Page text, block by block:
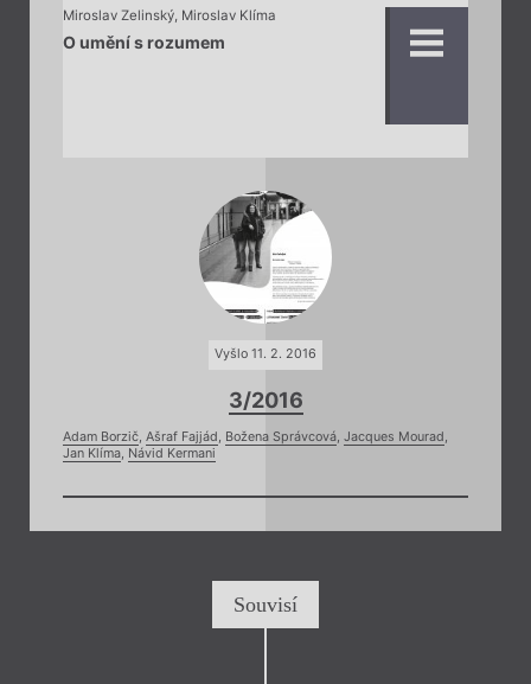
Miroslav Zelinský, Miroslav Klíma
O umění s rozumem
Vyšlo 11. 2. 2016
3/2016
Adam Borzič, Ašraf Fajjád, Božena Správcová, Jacques Mourad,
Jan Klíma, Návid Kermani
Souvisí